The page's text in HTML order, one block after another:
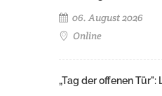
06. August 2026
Online
„Tag der offenen Tür":